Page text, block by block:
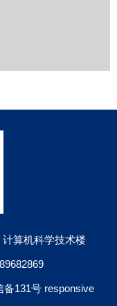
算机科学技术楼
备131号 responsive